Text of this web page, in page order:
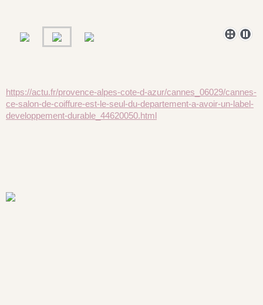
https://actu.fr/provence-alpes-cote-d-azur/cannes_06029/cannes-
ce-salon-de-coiffure-est-le-seul-du-departement-a-avoir-un-label-
developpement-durable_44620050.html